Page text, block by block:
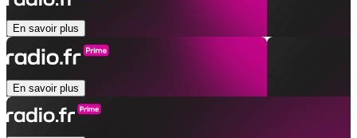
En savoir plus
En savoir plus